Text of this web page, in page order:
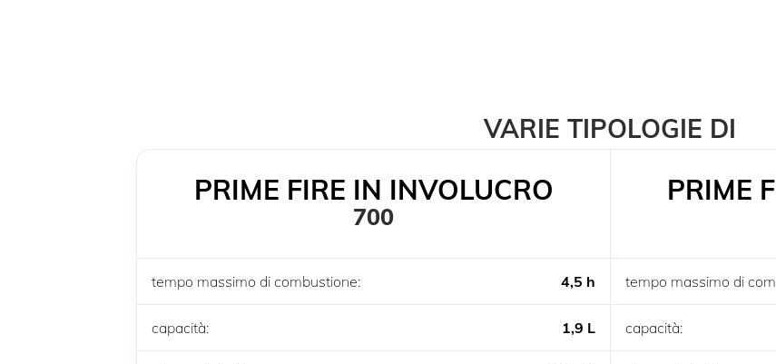
VARIE TIPOLOGIE DI
PRIME FIRE IN INVOLUCRO
700
tempo massimo di combustione: 4,5 h
capacità: 1,9 L
PRIME
tempo massimo di
capacità: